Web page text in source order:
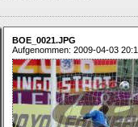
BOE_0021.JPG
Aufgenommen: 2009-04-03